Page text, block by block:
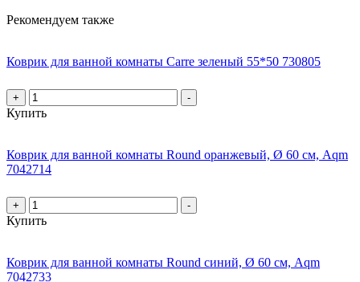
Рекомендуем также
Коврик для ванной комнаты Carre зеленый 55*50 730805
+ -
Купить
Коврик для ванной комнаты Round оранжевый, Ø 60 см, Aqm
7042714
+ -
Купить
Коврик для ванной комнаты Round синий, Ø 60 см, Aqm
7042733